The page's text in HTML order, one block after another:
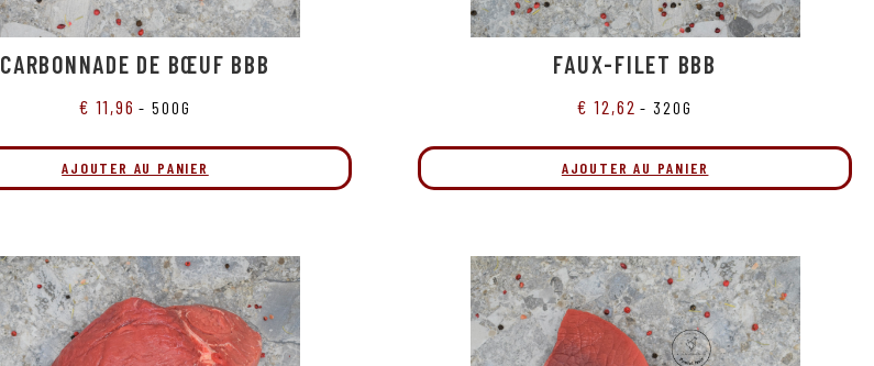
CARBONNADE DE BŒUF BBB
€ 11,96 - 500G
AJOUTER AU PANIER
FAUX-FILET BBB
€ 12,62 - 320G
AJOUTER AU PANIER